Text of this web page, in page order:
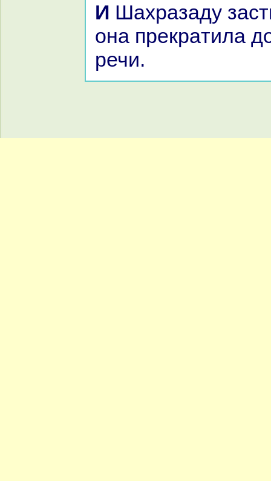
И Шахpaзаду застигло утро, и
онa прекpaтила
речи.